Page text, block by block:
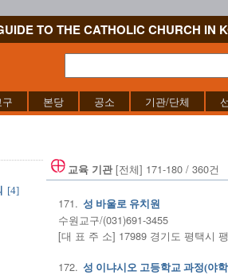
TO THE CATHOLIC CHURCH IN
본당 공소 기관/단체
[4]
교육 기관[전체] 171-180 / 360건
171. 성 바울로 유치원
수원교구/(031)691-3455
[대 표 주 소] 17989 경기도 평택시
172. 성 이냐시오 고등학교 과정(야